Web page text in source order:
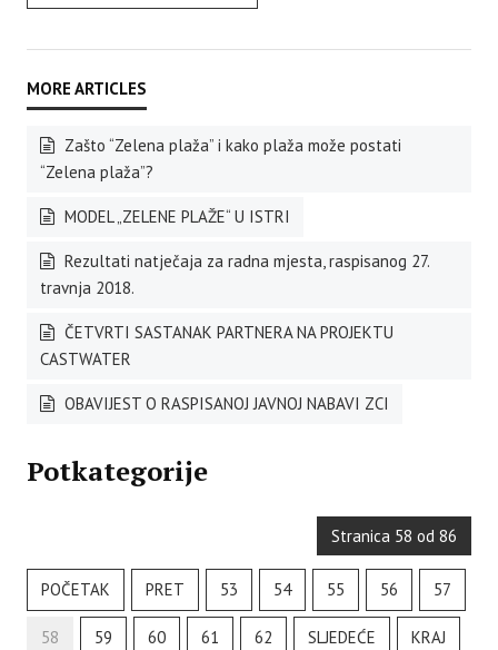
Zašto “Zelena plaža” i kako plaža može postati
“Zelena plaža”?
MODEL „ZELENE PLAŽE“ U ISTRI
Rezultati natječaja za radna mjesta, raspisanog 27.
travnja 2018.
ČETVRTI SASTANAK PARTNERA NA PROJEKTU
CASTWATER
OBAVIJEST O RASPISANOJ JAVNOJ NABAVI ZCI
Potkategorije
Stranica 58 od 86
POČETAK PRET 53 54 55 56 57
58 59 60 61 62 SLJEDEĆE KRAJ